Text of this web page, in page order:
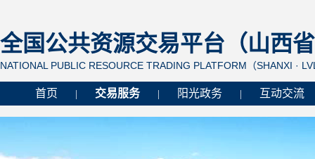
全国公共资源交易平台（山西
NATIONAL PUBLIC RESOURCE TRADING PLATFORM（SHANXI ·
首页 交易服务 阳光政务 互动交流